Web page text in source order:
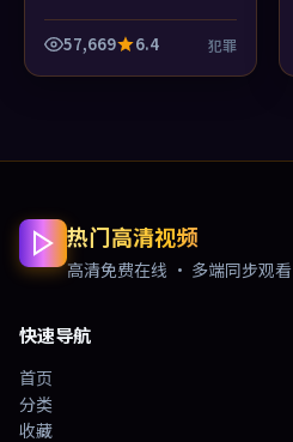
57,669 6.4 犯罪
热门高清视频
高清免费在线 · 多端同步观看
快速导航
首页
分类
收藏